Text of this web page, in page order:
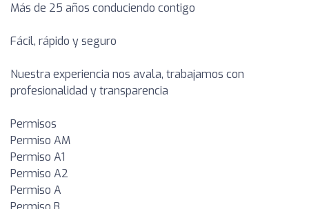
Más de 25 años conduciendo contigo
Fácil, rápido y seguro
Nuestra experiencia nos avala, trabajamos con
profesionalidad y transparencia
Permisos
Permiso AM
Permiso A1
Permiso A2
Permiso A